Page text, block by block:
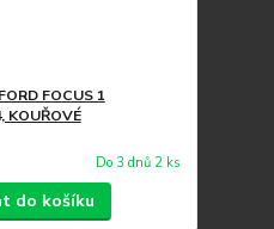
FOCUS 1
KOUŘOVÉ
Do 3 dnů 2 ks
do košíku